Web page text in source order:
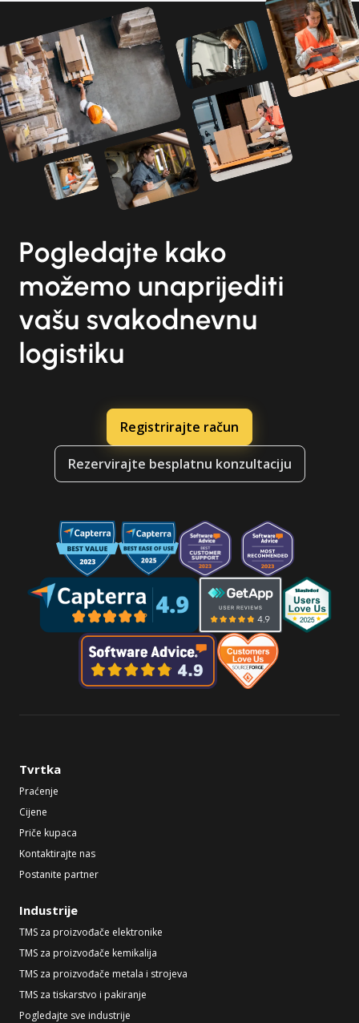
Pogledajte kako
možemo unaprijediti
vašu svakodnevnu
logistiku
Registrirajte račun
Rezervirajte besplatnu konzultaciju
Tvrtka
Praćenje
Cijene
Priče kupaca
Kontaktirajte nas
Postanite partner
Industrije
TMS za proizvođače elektronike
TMS za proizvođače kemikalija
TMS za proizvođače metala i strojeva
TMS za tiskarstvo i pakiranje
Pogledajte sve industrije